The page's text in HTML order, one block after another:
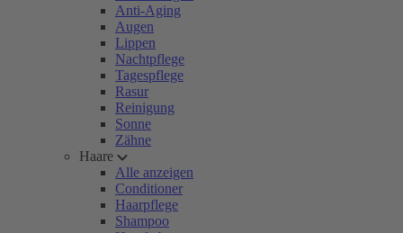
Anti-Aging
Augen
Lippen
Nachtpflege
Tagespflege
Rasur
Reinigung
Sonne
Zähne
Haare
Alle anzeigen
Conditioner
Haarpflege
Shampoo